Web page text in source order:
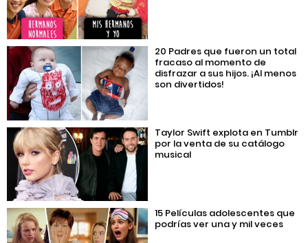
20 Padres que fueron un total
fracaso al momento de
disfrazar a sus hijos. ¡Al menos
son divertidos!
Taylor Swift explota en Tumblr
por la venta de su catálogo
musical
15 Películas adolescentes que
podrías ver una y mil veces